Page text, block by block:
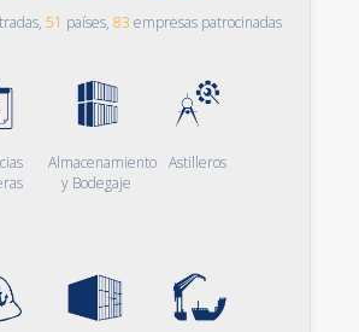
51 países, 83 empresas patrocinadas
Almacenamiento
y Bodegaje
Astilleros